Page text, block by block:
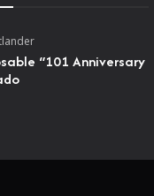
“101 Anniversary